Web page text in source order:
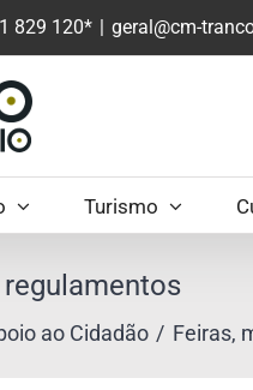
829 120* | geral@cm-
Turismo
ao Cidadão Feiras,